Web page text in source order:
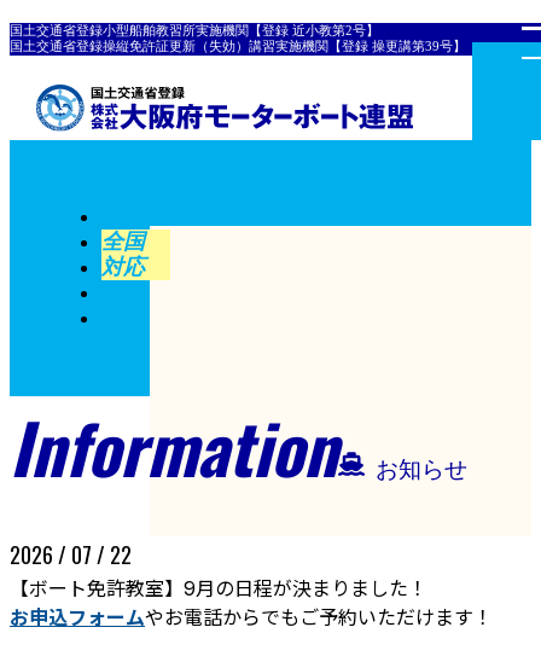
国土交通省登録小型船舶教習所実施機関【登録 近小教第2号】
国土交通省登録操縦免許証更新（失効）講習実施機関【登録 操更講第39号】
全国
対応
Information お知らせ
2026 / 07 / 22
【ボート免許教室】9月の日程が決まりました！
お申込フォームやお電話からでもご予約いただけます！